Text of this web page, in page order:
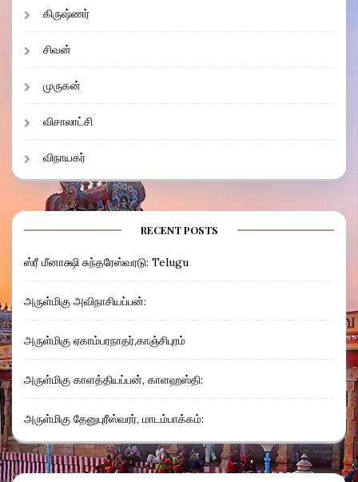
கிருஷ்ணர்
சிவன்
முருகன்
விசாலாட்சி
விநாயகர்
RECENT POSTS
ஸ்ரீ மீனாக்ஷி சுந்தரேஸ்வரடு: Telugu
அருள்மிகு அவிநாசியப்பன்:
அருள்மிகு ஏகாம்பரநாதர்,காஞ்சிபுரம்
அருள்மிகு காளத்தியப்பன், காளஹஸ்தி:
அருள்மிகு தேனுபுரீஸ்வரர், மாடம்பாக்கம்: